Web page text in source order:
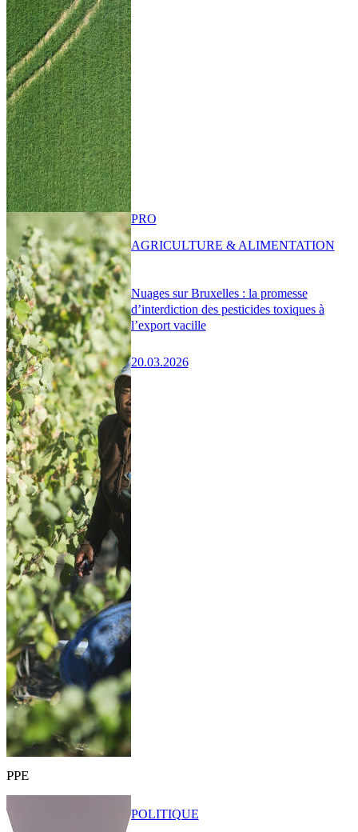
Nuages sur Bruxelles : la promesse
d’interdiction des pesticides toxiques à
l’export vacille
20.03.2026
PRO
AGRICULTURE & ALIMENTATION
PPE
POLITIQUE